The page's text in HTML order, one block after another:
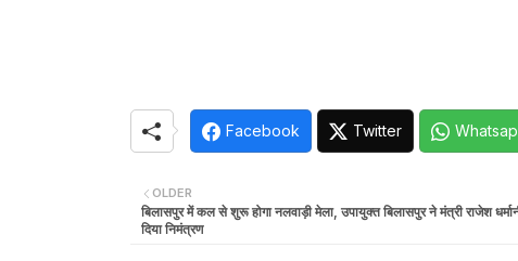
Facebook Twitter
OLDER
बिलासपुर में कल से शुरू होगा नलवाड़ी मेला, उपायुक्त बिलासपुर ने मंत्री राजेश
दिया निमंत्रण